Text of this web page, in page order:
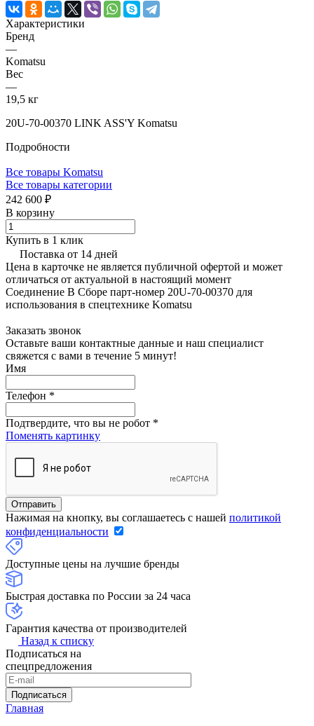
Характеристики
Бренд
—
Komatsu
Вес
—
19,5 кг
20U-70-00370 LINK ASS'Y Komatsu
Подробности
Все товары Komatsu
Все товары категории
242 600 ₽
В корзину
Купить в 1 клик
Поставка от 14 дней
Цена в карточке не является публичной офертой и может
отличаться от актуальной в настоящий момент
Соединение В Сборе парт-номер 20U-70-00370 для
использования в спецтехнике Komatsu
Заказать звонок
Оставьте ваши контактные данные и наш специалист
свяжется с вами в течение 5 минут!
Имя
Телефон *
Подтвердите, что вы не робот *
Поменять картинку
Нажимая на кнопку, вы соглашаетесь с нашей политикой
конфиденциальности
Доступные цены на лучшие бренды
Быстрая доставка по России за 24 часа
Гарантия качества от производителей
Назад к списку
Подписаться на
спецпредложения
Подписаться
Главная